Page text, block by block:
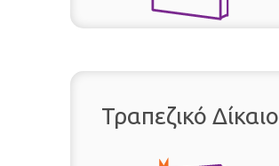
Τραπεζικό Δίκαιο